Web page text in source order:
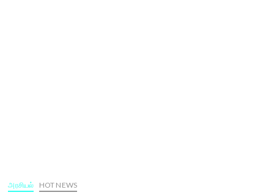
அரசியல் HOT NEWS